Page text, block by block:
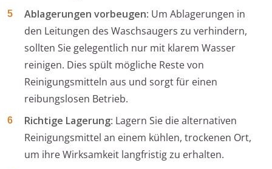
Ablagerungen vorbeugen: Um Ablagerungen in
den Leitungen des Waschsaugers zu verhindern,
sollten Sie gelegentlich nur mit klarem Wasser
reinigen. Dies spült mögliche Reste von
Reinigungsmitteln aus und sorgt für einen
reibungslosen Betrieb.
Richtige Lagerung: Lagern Sie die alternativen
Reinigungsmittel an einem kühlen, trockenen Ort,
um ihre Wirksamkeit langfristig zu erhalten.